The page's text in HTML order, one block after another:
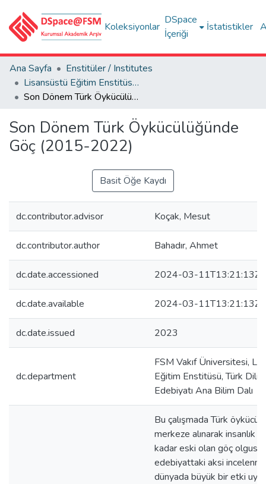
Koleksiyonlar
DSpace
İçeriği
İstatistikler
Ana Sayfa
Enstitüler / Institutes
Lisansüstü Eğitim Enstitüsü Tez Koleksiyonu
Son Dönem Türk Öykücülüğünde Göç (2015-2022)
Son Dönem Türk Öykücülüğünde
Göç (2015-2022)
Basit Öğe Kaydı
dc.contributor.advisor Koçak, Mesut
dc.contributor.author Bahadır, Ahmet
dc.date.accessioned 2024-03-11T13:21:13Z
dc.date.available 2024-03-11T13:21:13Z
dc.date.issued 2023
dc.department
FSM Vakıf Üniversitesi,
Eğitim Enstitüsü, Türk Dili
Edebiyatı Ana Bilim Dalı
Bu çalışmada Türk
merkeze alınarak insanlık
kadar eski olan göç
edebiyattaki aksi
dünyada büyük bir etki